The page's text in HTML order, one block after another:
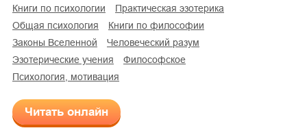
книги по психологии
практическая эзотерика
общая психология
книги по философии
законы Вселенной
человеческий разум
эзотерические учения
философское
психология, мотивация
Читать онлайн